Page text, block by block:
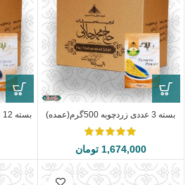
بسته 3 عددی زردچوبه 500گرم(عمده)
1,674,000 تومان